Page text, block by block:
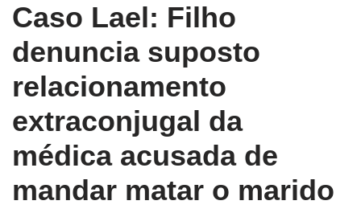
Caso Lael: Filho
denuncia suposto
relacionamento
extraconjugal da
médica acusada de
mandar matar o marido